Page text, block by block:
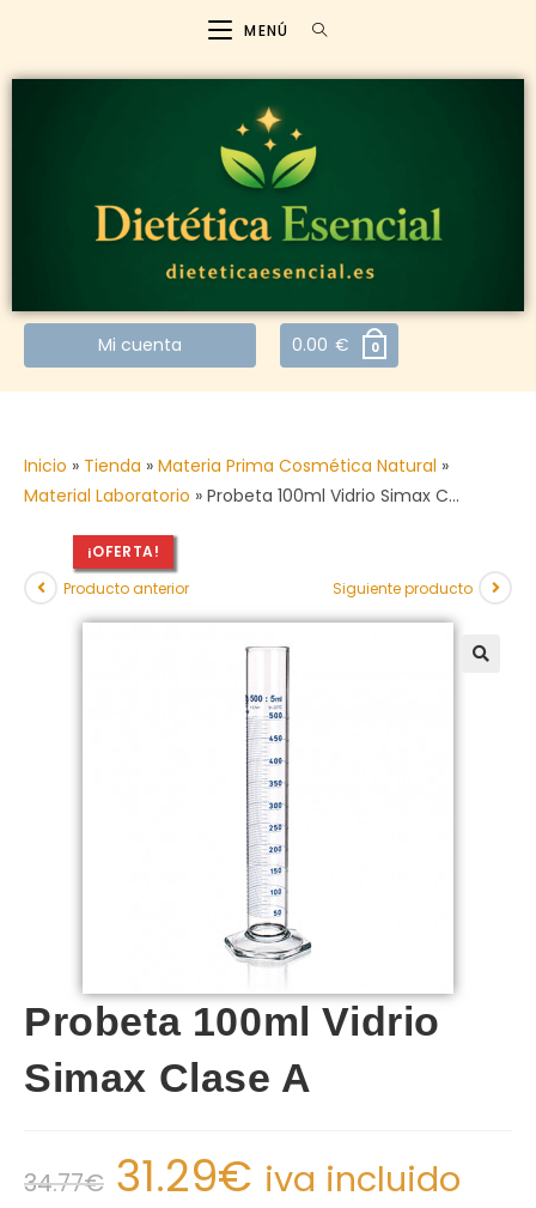
MENÚ
Mi cuenta 0.00 € 0
Inicio » Tienda » Materia Prima Cosmética Natural »
Material Laboratorio » Probeta 100ml Vidrio Simax C…
¡OFERTA!
Producto anterior
Siguiente producto
Probeta 100ml Vidrio
Simax Clase A
34.77€ 31.29€ iva incluido